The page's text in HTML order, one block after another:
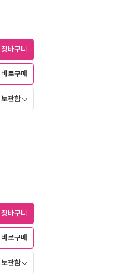
장바구니
바로구매
보관함
장바구니
바로구매
보관함